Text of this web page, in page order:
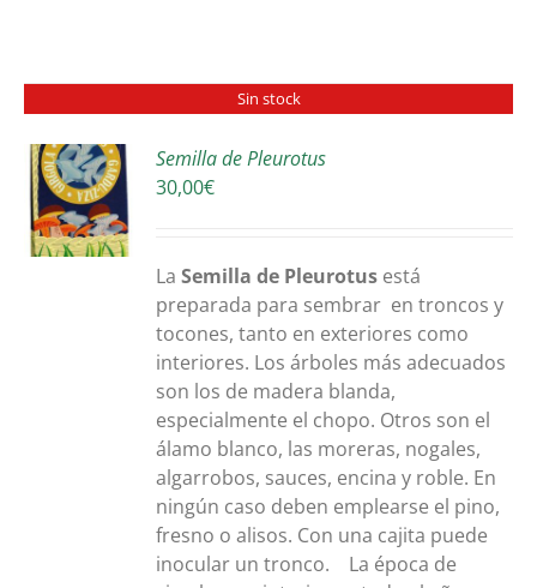
Sin stock
Semilla de Pleurotus
30,00€
LaSemilla de Pleurotus está
preparada para sembrar en troncos y
tocones, tanto en exteriores como
interiores. Los árboles más adecuados
son los de madera blanda,
especialmente el chopo. Otros son el
álamo blanco, las moreras, nogales,
algarrobos, sauces, encina y roble. En
ningún caso deben emplearse el pino,
fresno o alisos. Con una cajita puede
inocular un tronco. La época de